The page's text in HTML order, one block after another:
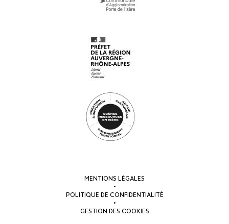
MENTIONS LÉGALES
•
POLITIQUE DE CONFIDENTIALITÉ
•
GESTION DES COOKIES